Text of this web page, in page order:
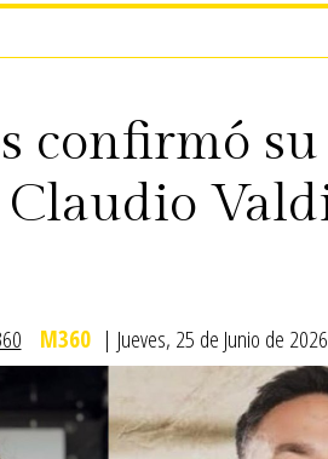
confirmó su
M360 | Jueves, 25 de Junio de 2026